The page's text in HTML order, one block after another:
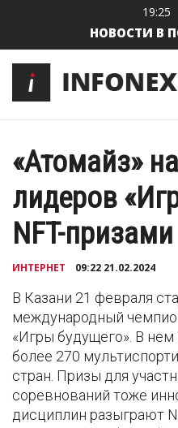
19:25
НОВОСТИ В
«Атомайз»
лидеров
NFT-призами
ИНТЕРНЕТ 09:22 21.02.2024
В Казани 21 февраля
международный
«Игры будущего». В
более 270
стран. Призы для
соревнований тоже
дисциплин разыграют